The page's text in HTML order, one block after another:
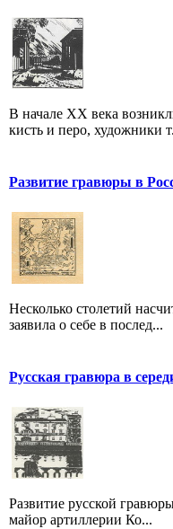
В начале XX века
кисть и перо, художники
Развитие гравюры в
Несколько столетий
заявила о себе в послед...
Русская гравюра в
Развитие русской
майор артиллерии Ко...